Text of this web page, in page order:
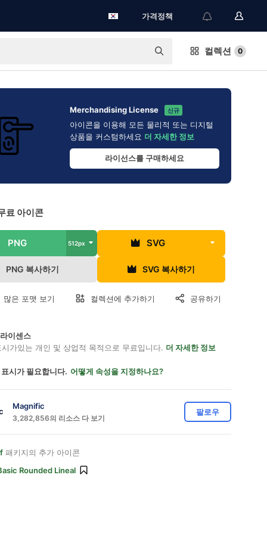
가격정책
컬렉션 0
Merchandising License 신규
아이콘을 이용해 모든 물리적 또는 디지털
상품을 커스텀하세요 더 자세한 정보
라이선스를 구매하세요
료 아이콘
PNG 512px SVG
PNG 복사하기 SVG 복사하기
많은 포맷 보기 컬렉션에 추가하기 공유하기
이센스
가있는 개인 및 상업적 목적으로 무료입니다. 더 자세한 정보
시가 필요합니다. 어떻게 속성을 지정하나요?
Magnific
3,282,856의 리소스 다 보기
팔로우
패키지의 추가 아이콘
Rounded Lineal